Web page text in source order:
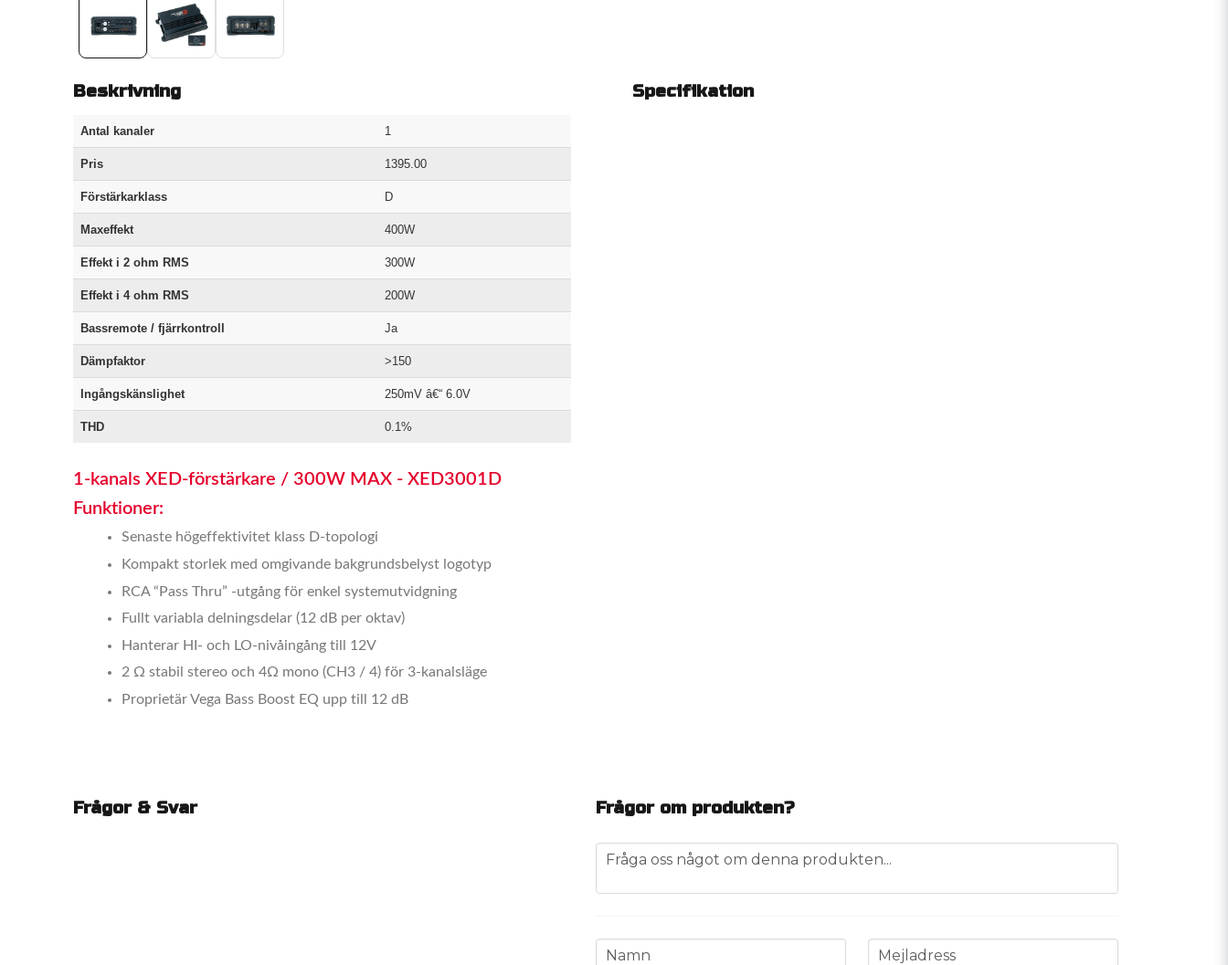
Beskrivning
Antal kanaler 1
Pris 1395.00
Förstärkarklass D
Maxeffekt 400W
Effekt i 2 ohm RMS 300W
Effekt i 4 ohm RMS 200W
Bassremote / fjärrkontroll Ja
Dämpfaktor >150
Ingångskänslighet 250mV â€“ 6.0V
THD 0.1%
1-kanals XED-förstärkare / 300W MAX - XED3001D
Funktioner:
Senaste högeffektivitet klass D-topologi
Kompakt storlek med omgivande bakgrundsbelyst logotyp
RCA “Pass Thru” -utgång för enkel systemutvidgning
Fullt variabla delningsdelar (12 dB per oktav)
Hanterar HI- och LO-nivåingång till 12V
2 Ω stabil stereo och 4Ω mono (CH3 / 4) för 3-kanalsläge
Proprietär Vega Bass Boost EQ upp till 12 dB
Specifikation
Frågor & Svar Frågor om produkten?
question
Fråga oss något om denna produkten...
name
Namn email
Mejladress